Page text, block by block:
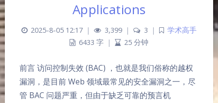
Applications
2025-8-05 12:17 | 3,399 | 3 |
学术高手
6433 字 | 25 分钟
前言 访问控制失效 (BAC) ，也就是我们俗称的越权
漏洞，是目前 Web 领域最常见的安全漏洞之一，尽
管 BAC 问题严重，但由于缺乏可靠的预言机